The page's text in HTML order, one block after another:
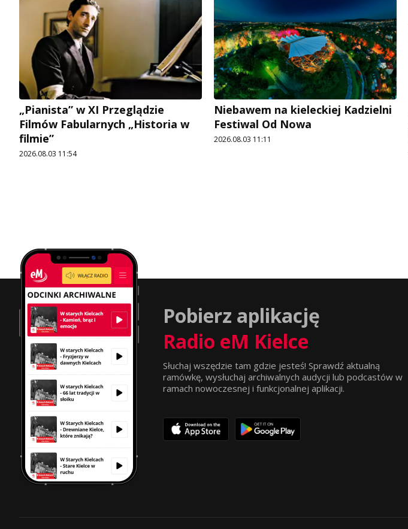
„Pianista” w XI Przeglądzie
Filmów Fabularnych „Historia w
filmie”
2026.08.03 11:54
Niebawem na kieleckiej Kadzielni
Festiwal Od Nowa
2026.08.03 11:11
Pobierz aplikację
Radio eM Kielce
Słuchaj wszędzie tam gdzie jesteś! Sprawdź aktualną
ramówkę, wysłuchaj archiwalnych audycji lub podcastów w
ramach nowoczesnej i funkcjonalnej aplikacji.